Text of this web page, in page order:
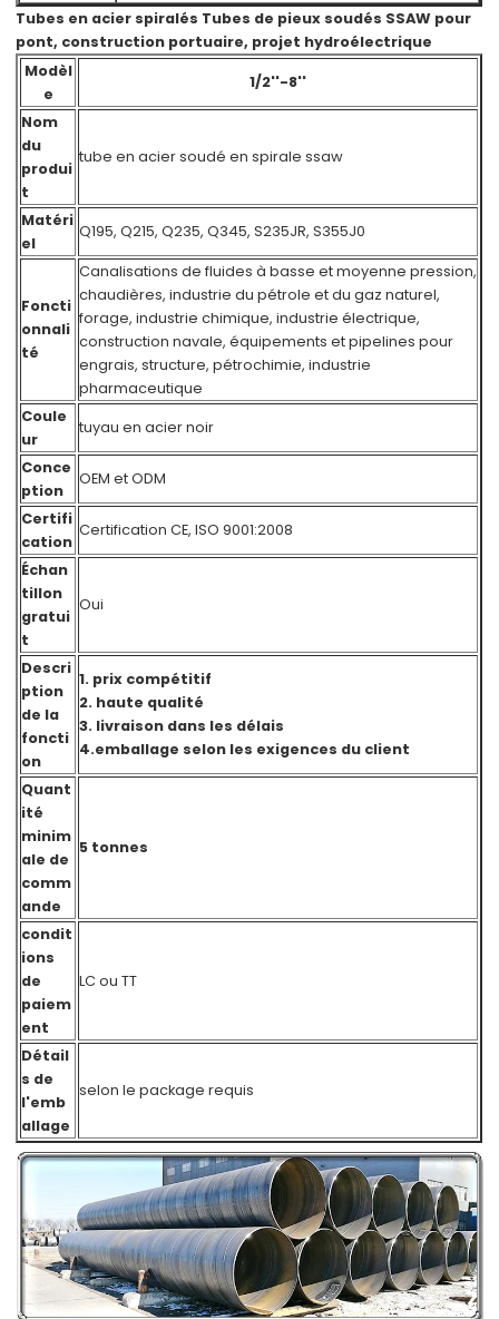
Tubes en acier spiralés Tubes de pieux soudés SSAW pour
pont, construction portuaire, projet hydroélectrique
Modèl
e
1/2''-8''
Nom
du
produi
t
tube en acier soudé en spirale ssaw
Matéri
el
Q195, Q215, Q235, Q345, S235JR, S355J0
Foncti
onnali
té
Canalisations de fluides à basse et moyenne pression,
chaudières, industrie du pétrole et du gaz naturel,
forage, industrie chimique, industrie électrique,
construction navale, équipements et pipelines pour
engrais, structure, pétrochimie, industrie
pharmaceutique
Coule
ur
tuyau en acier noir
Conce
ption
OEM et ODM
Certifi
cation
Certification CE, ISO 9001:2008
Échan
tillon
gratui
t
Oui
Descri
ption
de la
foncti
on
1. prix compétitif
2. haute qualité
3. livraison dans les délais
4.emballage selon les exigences du client
Quant
ité
minim
ale de
comm
ande
5 tonnes
condit
ions
de
paiem
ent
LC ou TT
Détail
s de
l'emb
allage
selon le package requis